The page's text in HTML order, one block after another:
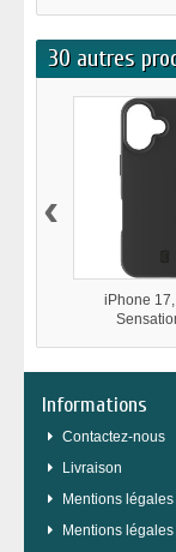
30 autres
iPhone
‹
Informations
Contactez-nous
Livraison
Mentions
Mentions